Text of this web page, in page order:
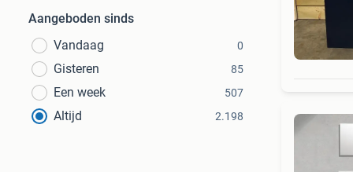
Aangeboden sinds
Vandaag
0
Gisteren 85
Een week 507
Altijd 2.198